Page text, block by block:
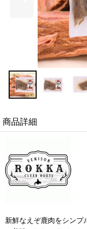
商品詳細
新鮮なえぞ鹿肉をシンプ